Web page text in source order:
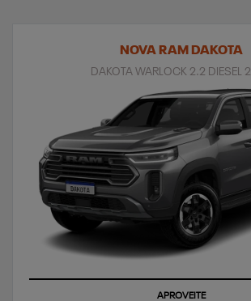
NOVA RAM DAKOTA
DAKOTA WARLOCK 2.2 DIESEL
APROVEITE